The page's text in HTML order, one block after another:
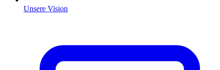
Unsere Vision